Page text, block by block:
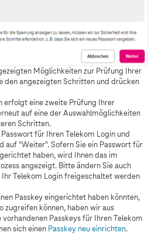
Möglichkeiten zur Prüfung Ihrer
den angezeigten Schritten und drücken
erfolgt eine zweite Prüfung Ihrer
auf eine der Auswahlmöglichkeiten
Schritten.
für Ihren Telekom Login und
auf "Weiter". Sofern Sie ein Passwort für
haben, wird Ihnen das im
angezeigt. Bitte ändern Sie auch
Telekom Login freigeschaltet werden
Passkey eingerichtet haben könnten,
zugreifen können, haben wir aus
Passkeys für Ihren Telekom
sich einen Passkey neu einrichten.